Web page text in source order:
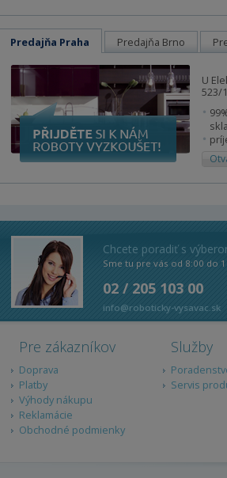
Predajňa Praha Predajňa Brno
U
523/
Chcete poradiť s
Sme tu pre vás od 8:00 do
02 / 205 103 00
info@roboticky-vysavac.sk
Pre zákazníkov
Doprava
Platby
Výhody nákupu
Reklamácie
Obchodné podmienky
Služby
Servis